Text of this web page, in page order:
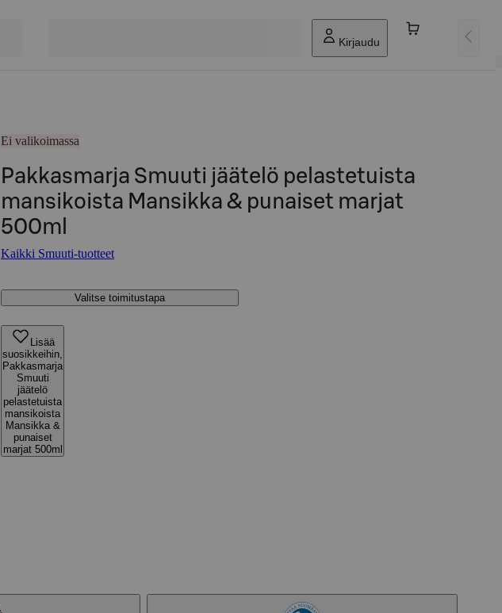
Kirjaudu
Ei valikoimassa
Pakkasmarja Smuuti jäätelö pelastetuista
mansikoista Mansikka & punaiset marjat
500ml
Kaikki Smuuti-tuotteet
Valitse toimitustapa
Lisää
suosikkeihin,
Pakkasmarja
Smuuti
jäätelö
pelastetuista
mansikoista
Mansikka &
punaiset
marjat 500ml